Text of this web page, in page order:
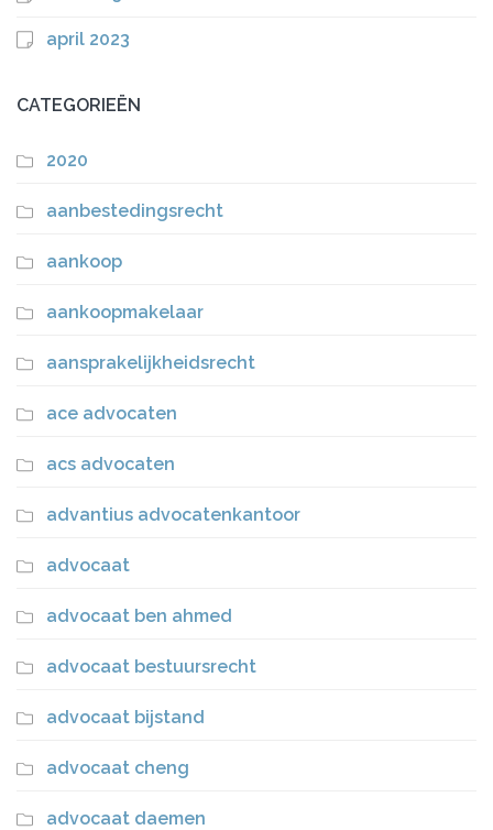
april 2023
CATEGORIEËN
2020
aanbestedingsrecht
aankoop
aankoopmakelaar
aansprakelijkheidsrecht
ace advocaten
acs advocaten
advantius advocatenkantoor
advocaat
advocaat ben ahmed
advocaat bestuursrecht
advocaat bijstand
advocaat cheng
advocaat daemen